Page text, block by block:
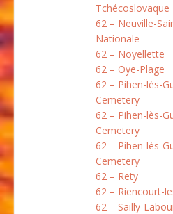
Tchécoslovaque
62 – Neuville-
Nationale
62 – Noyellette
62 – Oye-Plage
62 – Pihen-lès-
Cemetery
62 – Pihen-lès-
Cemetery
62 – Pihen-lès-
Cemetery
62 – Rety
62 – Riencourt-
62 – Sailly-